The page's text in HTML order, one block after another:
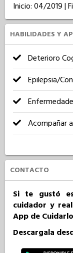
Inicio: 04/2019 |
HABILIDADES Y
Deterioro
Epilepsia/
Acompañar
CONTACTO
Si te gustó
cuidador y
App de
Descargala